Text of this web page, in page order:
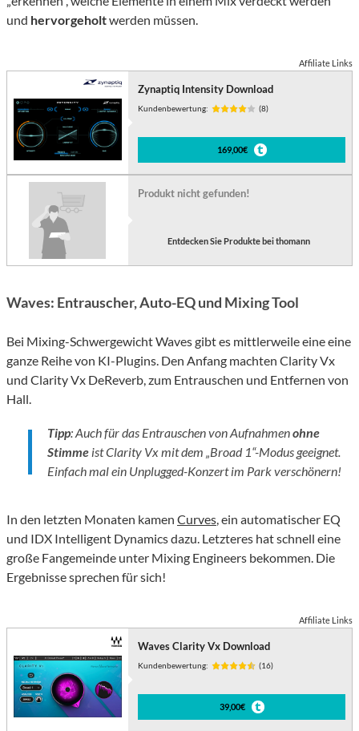
und hervorgeholtwerden müssen.
Affiliate Links
Zynaptiq Intensity Download
Kundenbewertung: (8)
169,00€
Produkt nicht gefunden!
Entdecken Sie Produkte bei thomann
Waves: Entrauscher, Auto-EQ und Mixing Tool
Bei Mixing-Schwergewicht Waves gibt es mittlerweile eine eine
ganze Reihe von KI-Plugins. Den Anfang machten Clarity Vx
und Clarity Vx DeReverb, zum Entrauschen und Entfernen von
Hall.
Tipp: Auch für das Entrauschen von Aufnahmenohne
Stimme ist Clarity Vx mit dem „Broad 1“-Modus geeignet.
Einfach mal ein Unplugged-Konzert im Park verschönern!
In den letzten Monaten kamen Curves, ein automatischer EQ
und IDX Intelligent Dynamics dazu. Letzteres hat schnell eine
große Fangemeinde unter Mixing Engineers bekommen. Die
Ergebnisse sprechen für sich!
Affiliate Links
Waves Clarity Vx Download
Kundenbewertung: (16)
39,00€